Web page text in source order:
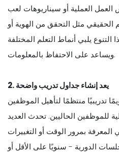
العملية أو سيناريوهات لعب
الحقيقي مثل التحقق من الهوية أو
التنوع يلبي أنماط التعلم المختلفة
ويساعد على الاحتفاظ بالمعلومات.
2. يعد إنشاء جداول تدريب واضحة
تدريبيًا منتظمًا لتأهيل الموظفين
للموظفين الحاليين. تحدث العديد
بمرور الوقت أو التغييرات
الدورية - سنويًا على الأقل أو